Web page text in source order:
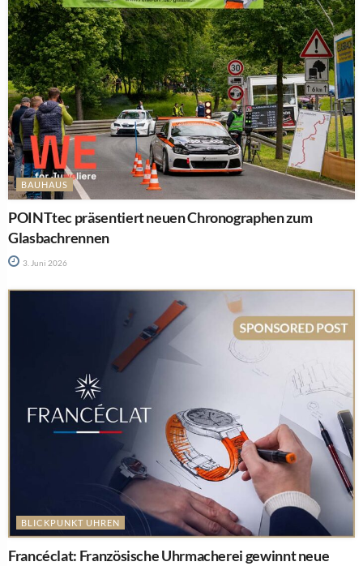
BAUHAUS
POINTtec präsentiert neuen Chronographen zum
Glasbachrennen
3. Juni 2026
BLICKPUNKT UHREN
Francéclat: Französische Uhrmacherei gewinnt neue